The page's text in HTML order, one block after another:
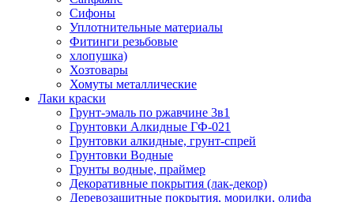
Сифоны
Уплотнительные материалы
Фитинги резьбовые
хлопушка)
Хозтовары
Хомуты металлические
Лаки краски
Грунт-эмаль по ржавчине 3в1
Грунтовки Алкидные ГФ-021
Грунтовки алкидные, грунт-спрей
Грунтовки Водные
Грунты водные, праймер
Декоративные покрытия (лак-декор)
Деревозащитные покрытия, морилки, олифа